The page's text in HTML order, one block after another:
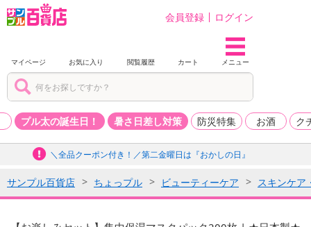
会員登録 ログイン
マイページ お気に入り 閲覧履歴 カート メニュー
プル太の誕生日！ 暑さ日差し対策 防災特集 お酒 ク
＼全品クーポン付き！／第二金曜日は『おかしの日』
サンプル百貨店 ちょっプル ビューティーケア スキンケア